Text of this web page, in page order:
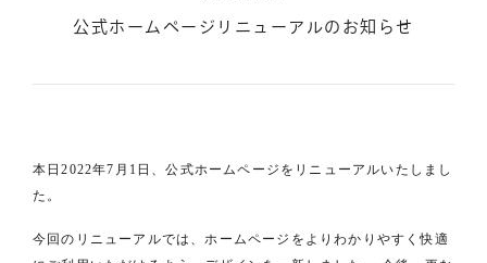
公式ホームページリニューアルのお知らせ
本日2022年7月1日、公式ホームページをリニューアルいたしまし
た。
今回のリニューアルでは、ホームページをよりわかりやすく快適